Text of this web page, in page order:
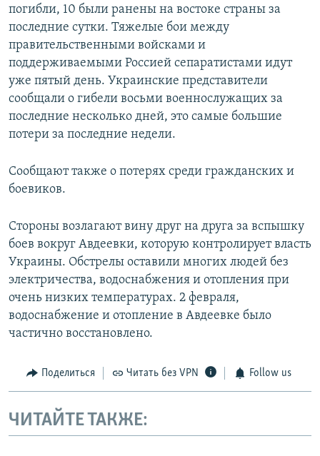
погибли, 10 были ранены на востоке страны за
последние сутки. Тяжелые бои между
правительственными войсками и
поддерживаемыми Россией сепаратистами идут
уже пятый день. Украинские представители
сообщали о гибели восьми военнослужащих за
последние несколько дней, это самые большие
потери за последние недели.
Сообщают также о потерях среди гражданских и
боевиков.
Стороны возлагают вину друг на друга за вспышку
боев вокруг Авдеевки, которую контролирует власть
Украины. Обстрелы оставили многих людей без
электричества, водоснабжения и отопления при
очень низких температурах. 2 февраля,
водоснабжение и отопление в Авдеевке было
частично восстановлено.
Поделиться Читать без VPN Follow us
ЧИТАЙТЕ ТАКЖЕ: